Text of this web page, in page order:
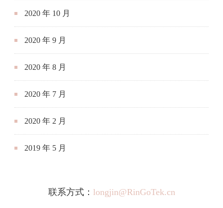
2020 年 10 月
2020 年 9 月
2020 年 8 月
2020 年 7 月
2020 年 2 月
2019 年 5 月
联系方式： longjin@RinGoTek.cn